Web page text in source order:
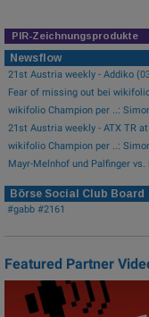
PIR-Zeichnungsprodukte
Newsflow
21st Austria weekly - Addiko
Fear of missing out bei
wikifolio Champion per ..:
21st Austria weekly - ATX TR
wikifolio Champion per ..:
Mayr-Melnhof und Palfinger vs.
Börse Social Club Board
#gabb #2161
Featured Partner